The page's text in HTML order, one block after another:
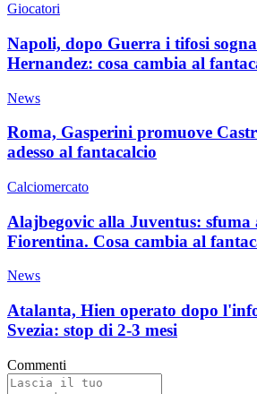
Giocatori
Napoli, dopo Guerra i tifosi
Hernandez: cosa cambia al
News
Roma, Gasperini promuove
adesso al fantacalcio
Calciomercato
Alajbegovic alla Juventus: sfuma
Fiorentina. Cosa cambia al
News
Atalanta, Hien operato dopo
Svezia: stop di 2-3 mesi
Commenti